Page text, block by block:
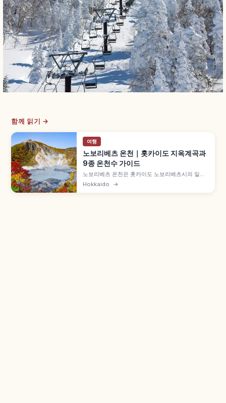
함께 읽기 →
여행
노보리베츠 온천｜홋카이도 지옥계곡과
9종 온천수 가이드
노보리베츠 온천은 홋카이도 노보리베츠시의 일본
대표 온천지로, 화산 활동이 활발한 지옥계곡을 원
Hokkaido →